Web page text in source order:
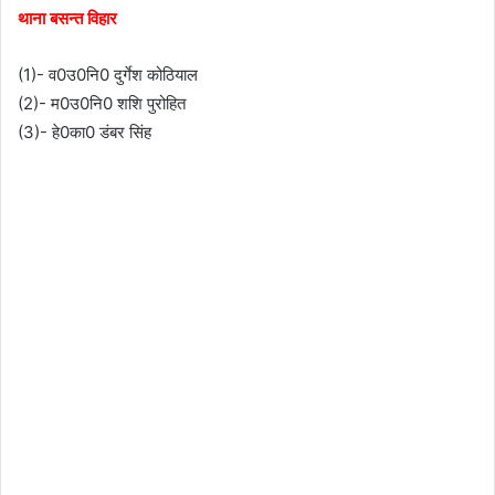
थाना बसन्त विहार
(1)- व0उ0नि0 दुर्गेश कोठियाल
(2)- म0उ0नि0 शशि पुरोहित
(3)- हे0का0 डंबर सिंह